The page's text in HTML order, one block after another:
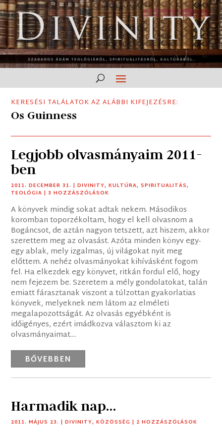
KERESÉSI TALÁLATOK AZ ALÁBBI KIFEJEZÉSRE:
Os Guinness
Legjobb olvasmányaim 2011-
ben
2011. DECEMBER 31. |DIVINITY,KULTÚRA,SPIRITUALITÁS,
TEOLÓGIA | 3 HOZZÁSZÓLÁSOK
A könyvek mindig sokat adtak nekem. Másodikos
koromban toporzékoltam, hogy el kell olvasnom a
Bogáncsot, de aztán nagyon tetszett, azt hiszem, akkor
szerettem meg az olvasást. Azóta minden könyv egy-
egy ablak, mely izgalmas, új világokat nyit meg
előttem. A nehéz olvasmányokat kihívásként fogom
fel. Ha elkezdek egy könyvet, ritkán fordul elő, hogy
nem fejezem be. Szeretem a mély gondolatokat, talán
emiatt fárasztanak viszont a túlzottan gyakorlatias
könyvek, melyeknek nem látom az elméleti
megalapozottságát. Az olvasás egyébként is
időigényes, ezért imádkozva választom ki az
olvasmányaimat....
BŐVEBBEN
Harmadik nap…
2011. MÁJUS 23. |DIVINITY,KÖZÖSSÉG | 2 HOZZÁSZÓLÁSOK